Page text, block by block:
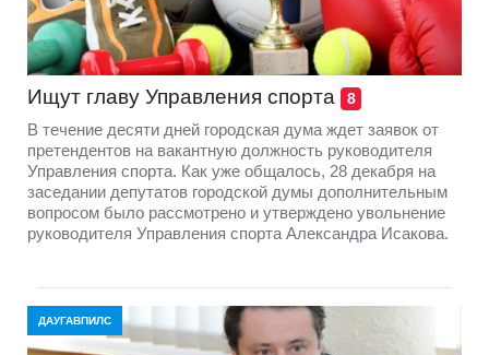
Ищут главу Управления спорта 8
В течение десяти дней городская дума ждет заявок от
претендентов на вакантную должность руководителя
Управления спорта. Как уже общалось, 28 декабря на
заседании депутатов городской думы дополнительным
вопросом было рассмотрено и утверждено увольнение
руководителя Управления спорта Александра Исакова.
ДАУГАВПИЛС